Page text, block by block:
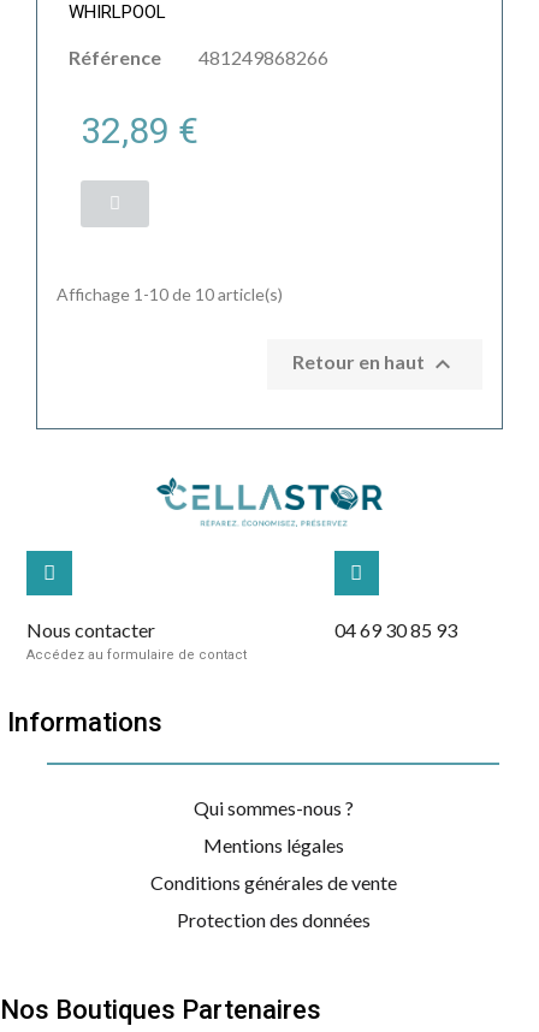
WHIRLPOOL
Référence 481249868266
32,89 €
Affichage 1-10 de 10 article(s)
Retour en haut 
Nous contacter
Accédez au formulaire de contact
04 69 30 85 93
Informations
Qui sommes-nous ?
Mentions légales
Conditions générales de vente
Protection des données
Nos Boutiques Partenaires